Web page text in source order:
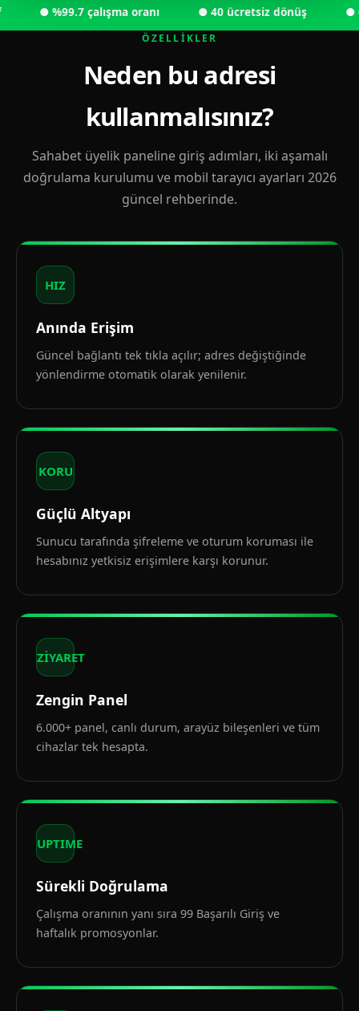
● %99.7 çalışma oranı ● 40 ücretsiz dönüş ●
ÖZELLIKLER
Neden bu adresi
kullanmalısınız?
Sahabet üyelik paneline giriş adımları, iki aşamalı
doğrulama kurulumu ve mobil tarayıcı ayarları 2026
güncel rehberinde.
HIZ
Anında Erişim
Güncel bağlantı tek tıkla açılır; adres değiştiğinde
yönlendirme otomatik olarak yenilenir.
KORU
Güçlü Altyapı
Sunucu tarafında şifreleme ve oturum koruması ile
hesabınız yetkisiz erişimlere karşı korunur.
ZİYARET
Zengin Panel
6.000+ panel, canlı durum, arayüz bileşenleri ve tüm
cihazlar tek hesapta.
UPTIME
Sürekli Doğrulama
Çalışma oranının yanı sıra 99 Başarılı Giriş ve
haftalık promosyonlar.